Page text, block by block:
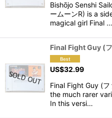
Bishōjo Senshi
ームーンR) is a
magical girl Final …
Final Fight Guy (
US$32.99
Final Fight Guy (
the much rarer
In this versi…